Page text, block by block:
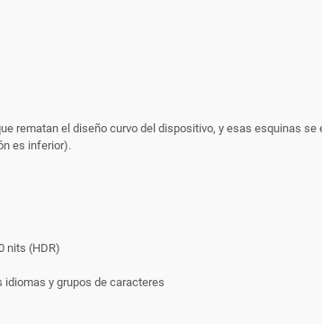
rematan el diseño curvo del dispositivo, y esas esquinas
es inferior).
nits (HDR)
y grupos de caracteres